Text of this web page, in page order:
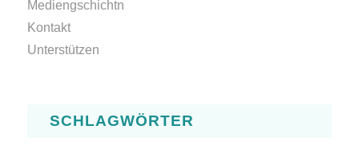
Mediengschichtn
Kontakt
Unterstützen
SCHLAGWÖRTER